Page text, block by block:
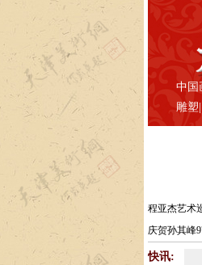
中国
雕塑
程亚杰艺术
庆贺孙其峰
快讯: